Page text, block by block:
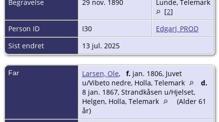
Begravelse
29 nov. 1890
Lunde, Telemark
[2]
Person ID
I30
EdgarJ_PROD
Sist endret
13 jul. 2025
Far Larsen, Ole, f. jan. 1806, Juvet
u/Vibeto nedre, Holla, Telemark
d.
8 jan. 1867, Strandkåsen u/Hjelset,
Helgen, Holla, Telemark
(Alder 61
år)